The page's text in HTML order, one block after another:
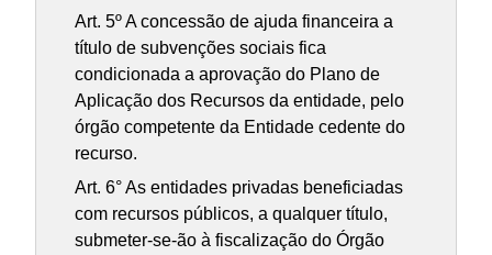
Art. 5º A concessão de ajuda financeira a
título de subvenções sociais fica
condicionada a aprovação do Plano de
Aplicação dos Recursos da entidade, pelo
órgão competente da Entidade cedente do
recurso.
Art. 6° As entidades privadas beneficiadas
com recursos públicos, a qualquer título,
submeter-se-ão à fiscalização do Órgão